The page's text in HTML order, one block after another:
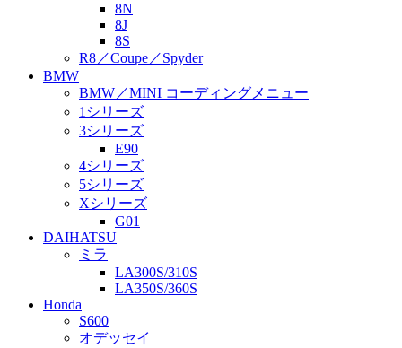
8N
8J
8S
R8／Coupe／Spyder
BMW
BMW／MINI コーディングメニュー
1シリーズ
3シリーズ
E90
4シリーズ
5シリーズ
Xシリーズ
G01
DAIHATSU
ミラ
LA300S/310S
LA350S/360S
Honda
S600
オデッセイ